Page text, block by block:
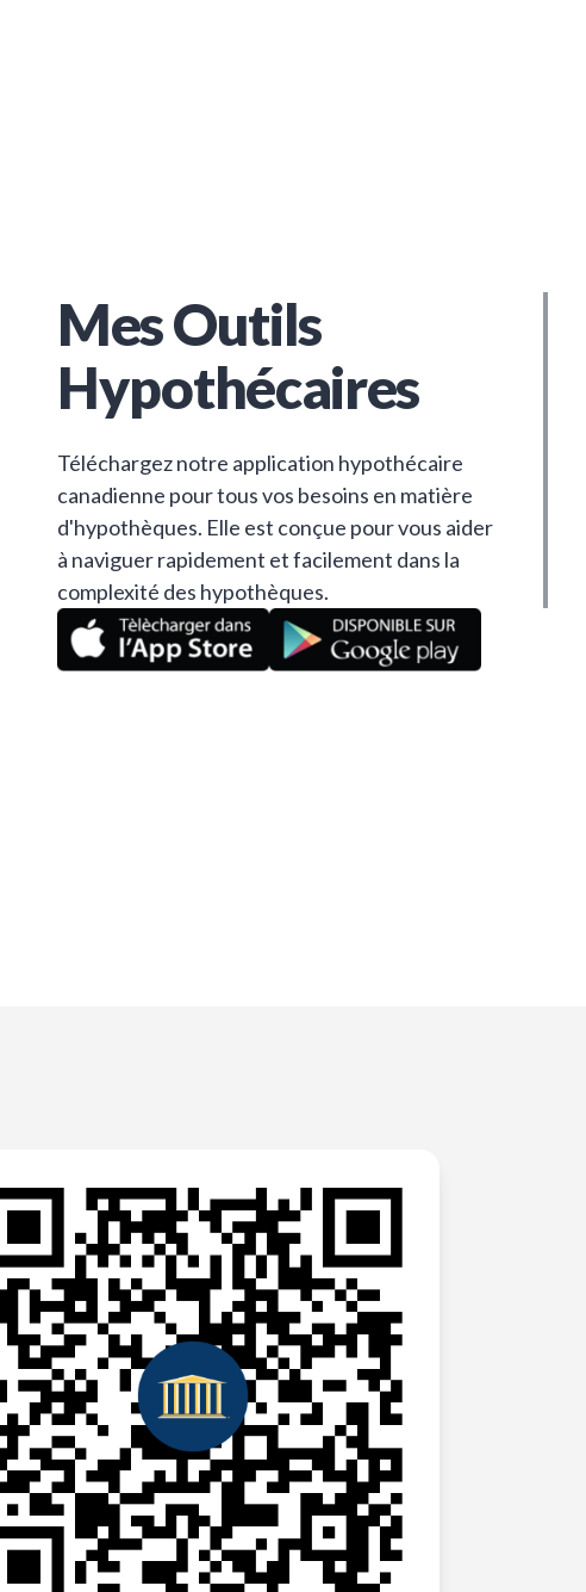
Mes Outils
Hypothécaires
Téléchargez notre application hypothécaire
canadienne pour tous vos besoins en matière
d'hypothèques. Elle est conçue pour vous aider
à naviguer rapidement et facilement dans la
complexité des hypothèques.